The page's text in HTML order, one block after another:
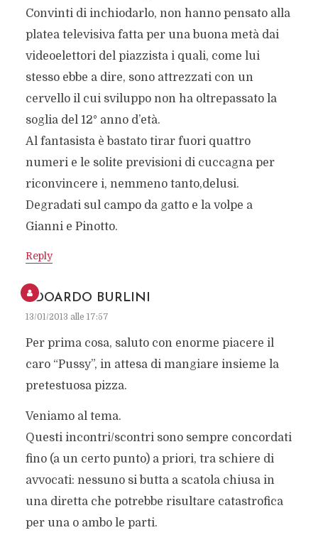
Convinti di inchiodarlo, non hanno pensato alla
platea televisiva fatta per una buona metà dai
videoelettori del piazzista i quali, come lui
stesso ebbe a dire, sono attrezzati con un
cervello il cui sviluppo non ha oltrepassato la
soglia del 12° anno d’età.
Al fantasista è bastato tirar fuori quattro
numeri e le solite previsioni di cuccagna per
riconvincere i, nemmeno tanto,delusi.
Degradati sul campo da gatto e la volpe a
Gianni e Pinotto.
Reply
EDOARDO BURLINI
13/01/2013 alle 17:57
Per prima cosa, saluto con enorme piacere il
caro “Pussy”, in attesa di mangiare insieme la
pretestuosa pizza.
Veniamo al tema.
Questi incontri/scontri sono sempre concordati
fino (a un certo punto) a priori, tra schiere di
avvocati: nessuno si butta a scatola chiusa in
una diretta che potrebbe risultare catastrofica
per una o ambo le parti.